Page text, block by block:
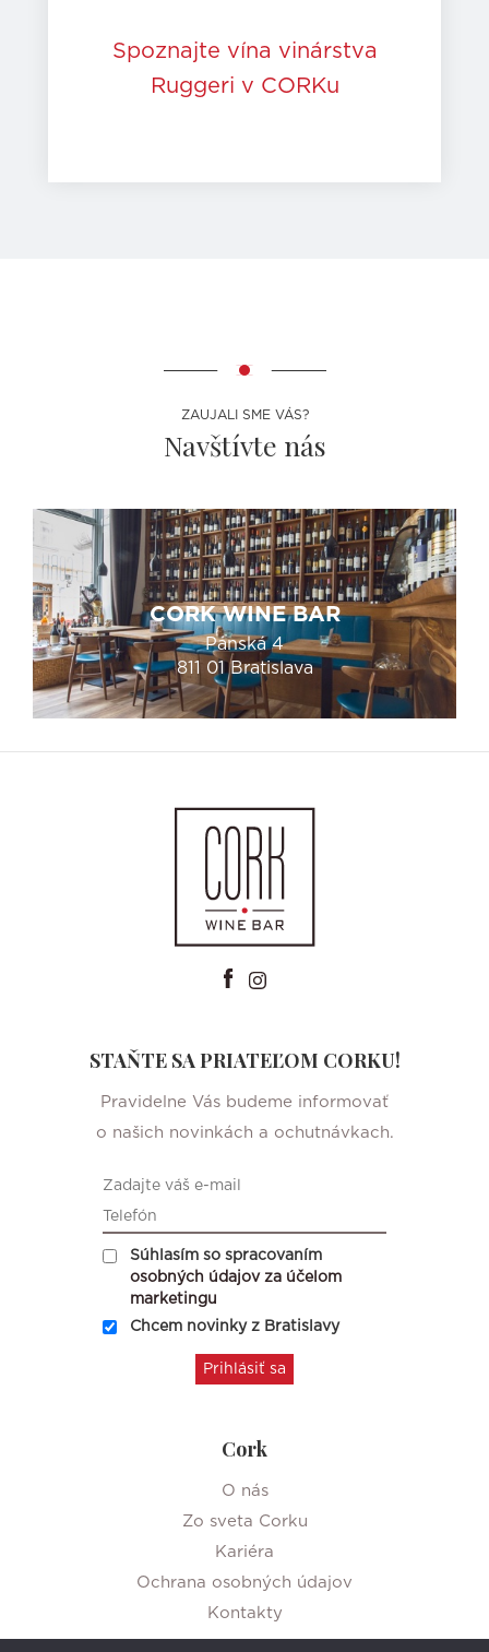
Spoznajte vína vinárstva
Ruggeri v CORKu
ZAUJALI SME VÁS?
Navštívte nás
CORK WINE BAR
Panská 4
811 01 Bratislava
STAŇTE SA PRIATEĽOM CORKU!
Pravidelne Vás budeme informovať
o našich novinkách a ochutnávkach.
Súhlasím so spracovaním
osobných údajov za účelom
marketingu
Chcem novinky z Bratislavy
Cork
O nás
Zo sveta Corku
Kariéra
Ochrana osobných údajov
Kontakty